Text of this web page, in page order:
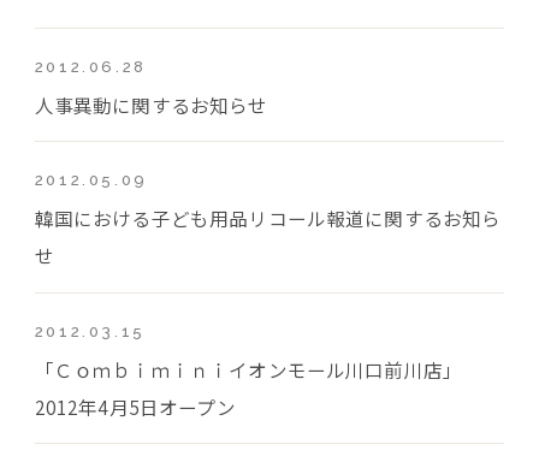
2012.06.28
人事異動に関するお知らせ
2012.05.09
韓国における子ども用品リコール報道に関するお知ら
せ
2012.03.15
「Ｃｏｍｂｉｍｉｎｉイオンモール川口前川店」
2012年4月5日オープン